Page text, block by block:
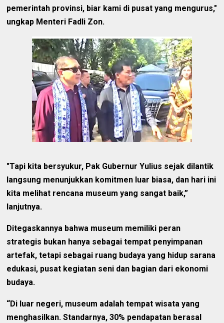
pemerintah provinsi, biar kami di pusat yang mengurus,"
ungkap Menteri Fadli Zon.
"Tapi kita bersyukur, Pak Gubernur Yulius sejak dilantik
langsung menunjukkan komitmen luar biasa, dan hari ini
kita melihat rencana museum yang sangat baik,”
lanjutnya.
Ditegaskannya bahwa museum memiliki peran
strategis bukan hanya sebagai tempat penyimpanan
artefak, tetapi sebagai ruang budaya yang hidup sarana
edukasi, pusat kegiatan seni dan bagian dari ekonomi
budaya. ‎
“Di luar negeri, museum adalah tempat wisata yang
menghasilkan. Standarnya, 30% pendapatan berasal